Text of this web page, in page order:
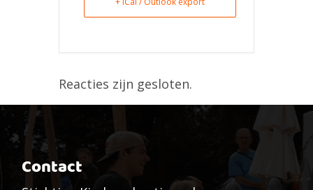
Reacties zijn gesloten.
Contact